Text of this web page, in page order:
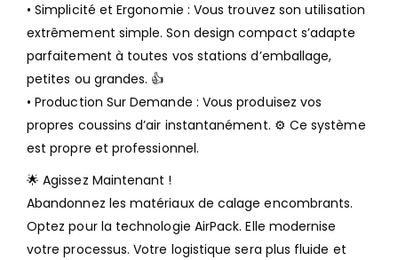
• Simplicité et Ergonomie : Vous trouvez son utilisation
extrêmement simple. Son design compact s’adapte
parfaitement à toutes vos stations d’emballage,
petites ou grandes. 👍
• Production Sur Demande : Vous produisez vos
propres coussins d’air instantanément. ⚙️ Ce système
est propre et professionnel.
🌟 Agissez Maintenant !
Abandonnez les matériaux de calage encombrants.
Optez pour la technologie AirPack. Elle modernise
votre processus. Votre logistique sera plus fluide et